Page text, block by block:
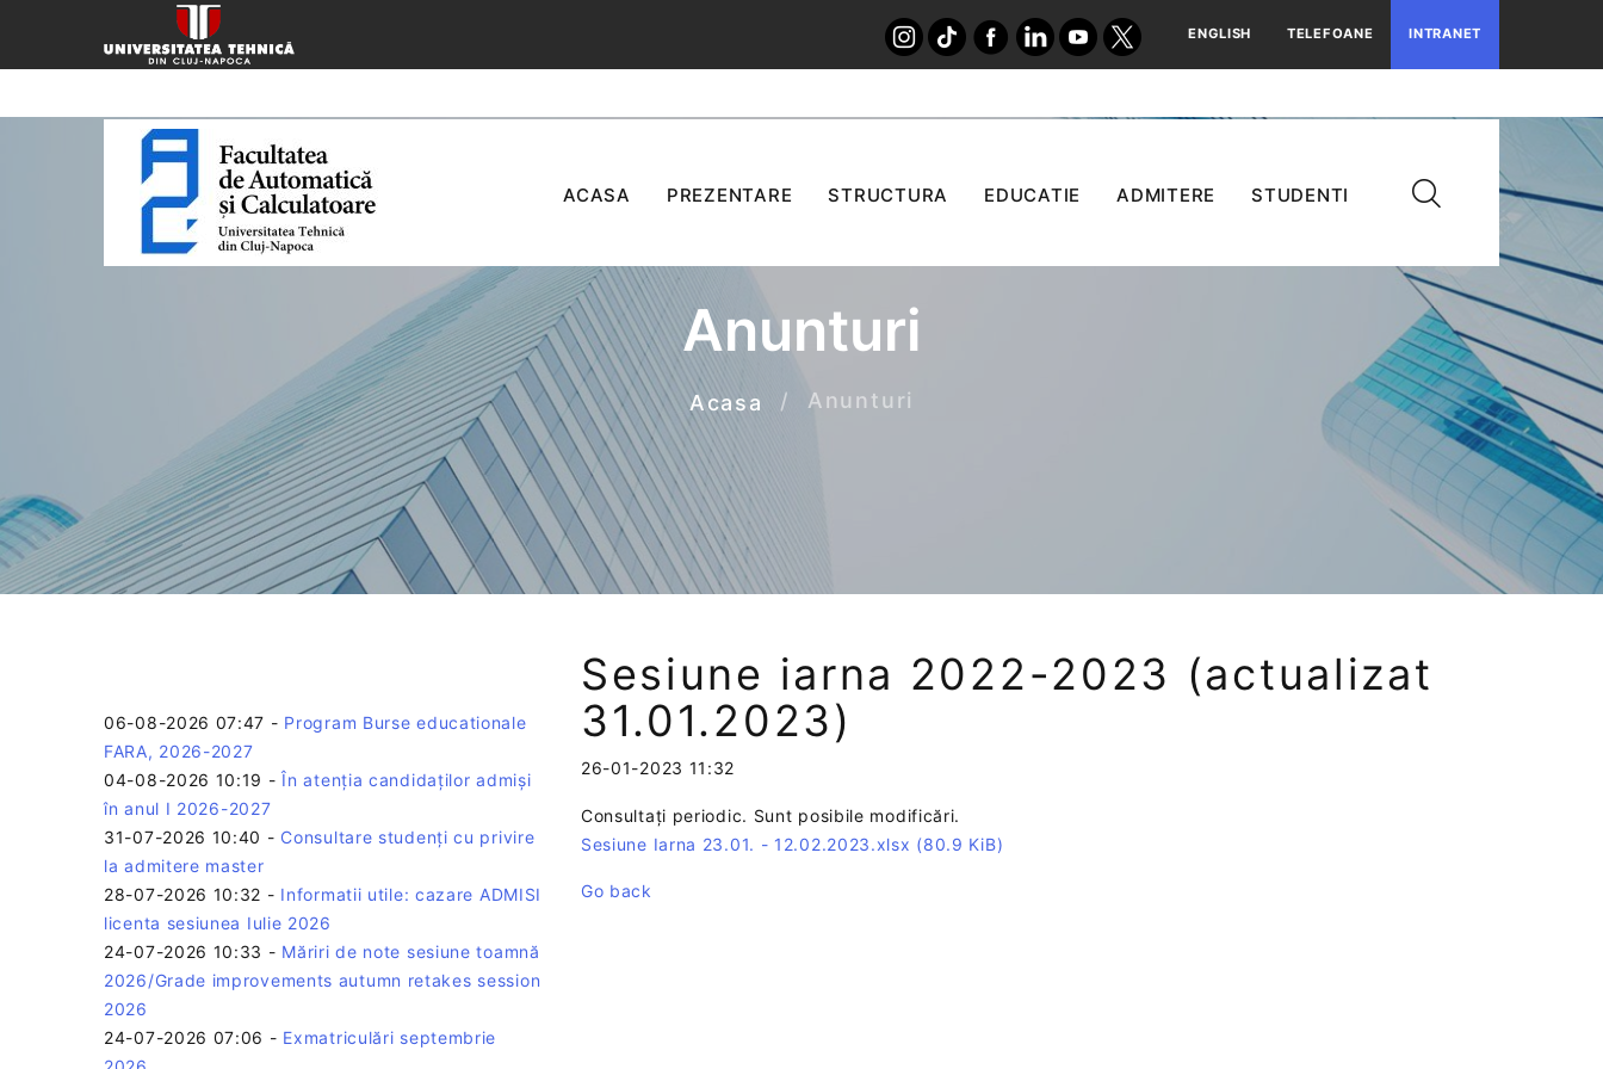
ENGLISH TELEFOANE INTRANET
ACASA PREZENTARE STRUCTURA EDUCATIE ADMITERE STUDENTI
Anunturi
Acasa Anunturi
06-08-2026 07:47 - Program Burse educationale
FARA, 2026-2027
04-08-2026 10:19 -În atenția candidaților admiși
în anul I 2026-2027
31-07-2026 10:40 - Consultare studenți cu privire
la admitere master
28-07-2026 10:32 - Informatii utile: cazare ADMISI
licenta sesiunea Iulie 2026
24-07-2026 10:33 - Măriri de note sesiune toamnă
2026/Grade improvements autumn retakes session
2026
24-07-2026 07:06 - Exmatriculări septembrie
Sesiune iarna 2022-2023 (actualizat
31.01.2023)
26-01-2023 11:32
Consultați periodic. Sunt posibile modificări.
Sesiune Iarna 23.01. - 12.02.2023.xlsx (80.9 KiB)
Go back